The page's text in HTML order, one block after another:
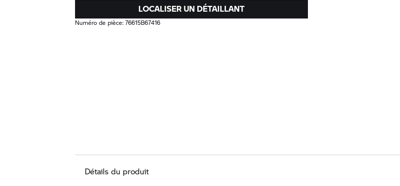
LOCALISER UN DÉTAILLANT
Numéro de pièce:76615B67416
Détails du produit